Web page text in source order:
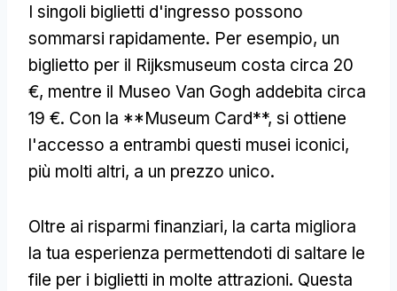
I singoli biglietti d'ingresso possono
sommarsi rapidamente. Per esempio, un
biglietto per il Rijksmuseum costa circa 20
€, mentre il Museo Van Gogh addebita circa
19 €. Con la **Museum Card**, si ottiene
l'accesso a entrambi questi musei iconici,
più molti altri, a un prezzo unico.
Oltre ai risparmi finanziari, la carta migliora
la tua esperienza permettendoti di saltare le
file per i biglietti in molte attrazioni. Questa